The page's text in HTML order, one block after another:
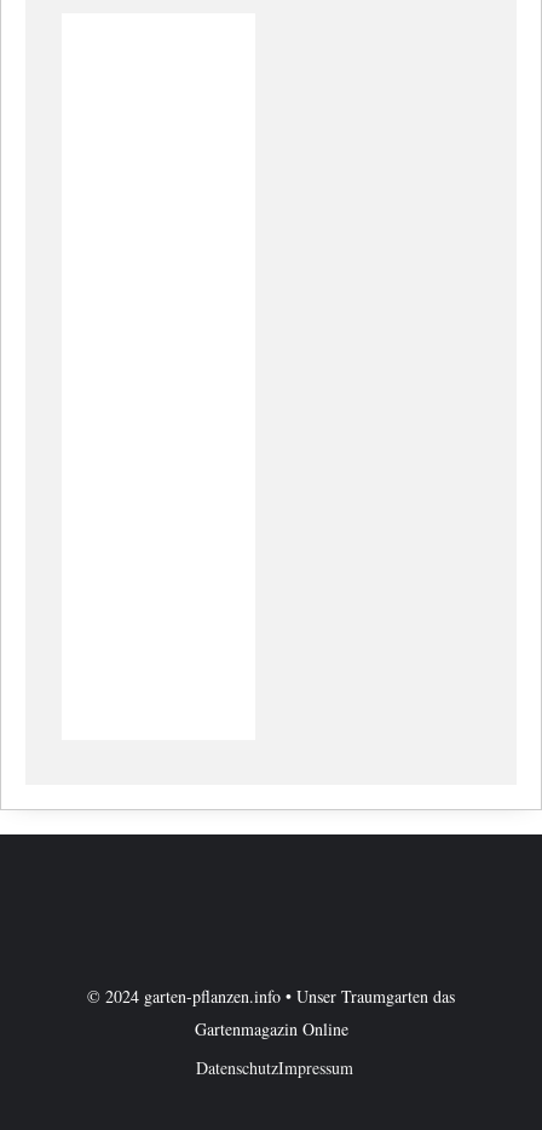
© 2024 garten-pflanzen.info • Unser Traumgarten das
Gartenmagazin Online
DatenschutzImpressum